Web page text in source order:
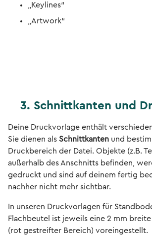
„Keylines“
„Artwork“
3. Schnittkanten und
Deine Druckvorlage enthält
Sie dienen als Schnittkanten und
Druckbereich der Datei. Objekte (z.B.
außerhalb des Anschnitts befinden,
gedruckt und sind auf deinem fertig
nachher nicht mehr sichtbar.
In unseren Druckvorlagen für
Flachbeutel ist jeweils eine 2 mm breite
(rot gestreifter Bereich) voreingestellt.